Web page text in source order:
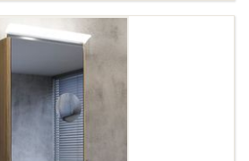
Loft beton
Szupermatt
Nádzöld